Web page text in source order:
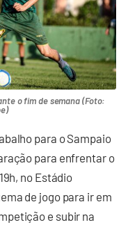
o fim de semana (Foto:
para o Sampaio
para enfrentar o
no Estádio
de jogo para ir em
e subir na